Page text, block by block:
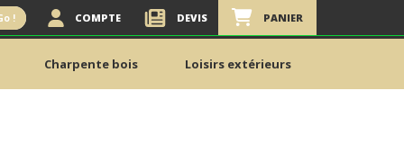
! COMPTE DEVIS PANIER
Charpente bois Loisirs extérieurs